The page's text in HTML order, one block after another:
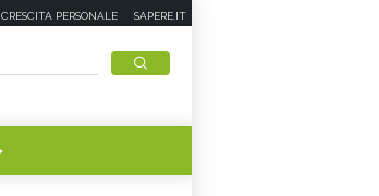
CRESCITA PERSONALE SAPERE.IT